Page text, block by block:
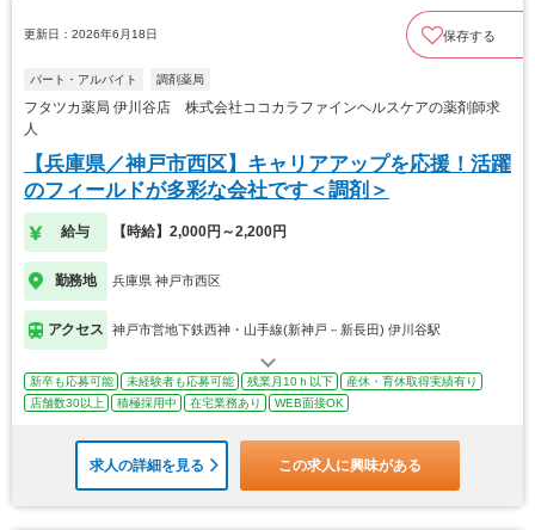
更新日：2026年6月18日 保存する
パート・アルバイト 調剤薬局
フタツカ薬局 伊川谷店 株式会社ココカラファインヘルスケアの薬剤師求
人
【兵庫県／神戸市西区】キャリアアップを応援！活躍
のフィールドが多彩な会社です＜調剤＞
給与 【時給】2,000円～2,200円
勤務地 兵庫県 神戸市西区
アクセス 神戸市営地下鉄西神・山手線(新神戸－新長田) 伊川谷駅
新卒も応募可能 未経験者も応募可能 残業月10ｈ以下
産休・育休取得実績有り
店舗数30以上
積極採用中 在宅業務あり WEB面接OK
求人の詳細を見る この求人に興味がある